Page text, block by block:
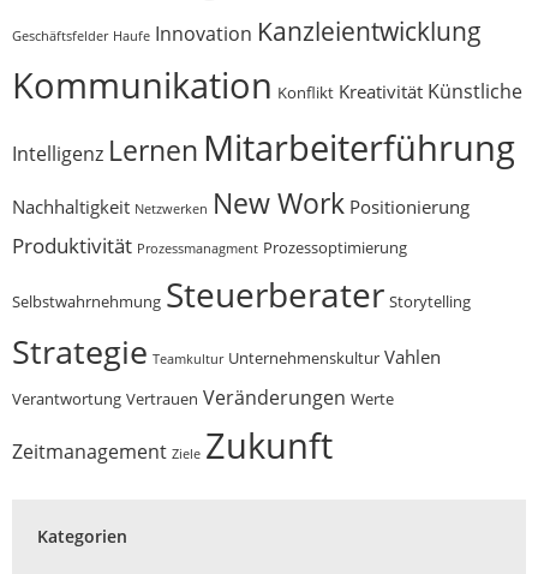
Geschäftsfelder Haufe Innovation Kanzleientwicklung
Kommunikation Konflikt Kreativität Künstliche
Intelligenz Lernen Mitarbeiterführung
Nachhaltigkeit Netzwerken New Work Positionierung
Produktivität Prozessmanagment Prozessoptimierung
Selbstwahrnehmung Steuerberater Storytelling
Strategie Teamkultur Unternehmenskultur Vahlen
Verantwortung Vertrauen Veränderungen Werte
Zeitmanagement Ziele Zukunft
Kategorien